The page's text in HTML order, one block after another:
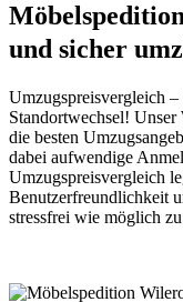
und sicher
Umzugspreisvergleich
Standortwechsel!
die besten
dabei aufwendige
Umzugspreisvergleich
Benutzerfreundlichkeit
stressfrei wie möglich